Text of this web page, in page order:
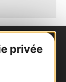
privée